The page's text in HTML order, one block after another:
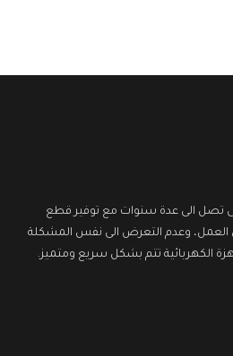
تصل الى عدة سنوات مع توفير قطع
العمل، وعدم التعرض الى نفس المشكلة
الكهربائية تتم بشكل سريع ومتميز.